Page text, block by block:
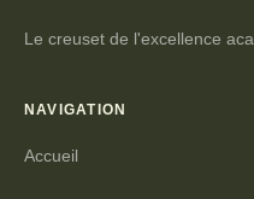
Le creuset de l'excellence
NAVIGATION
Accueil